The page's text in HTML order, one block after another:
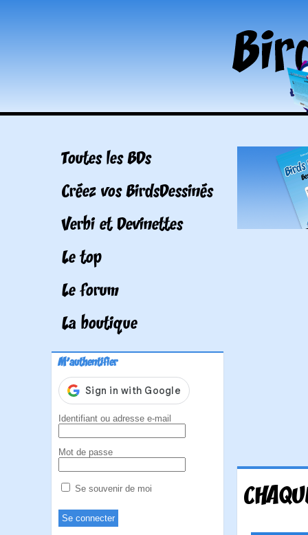
Toutes les BDs
Créez vos BirdsDessinés
Verbi et Devinettes
Le top
Le forum
La boutique
M'authentifier
Identifiant ou adresse e-mail
Mot de passe
Se souvenir de moi